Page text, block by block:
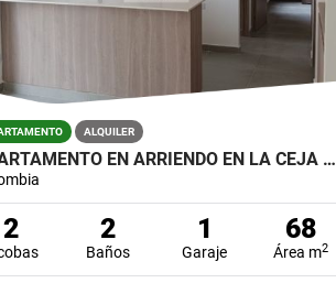
ALQUILER
APARTAMENTO EN ARRIENDO EN LA CEJA PARA ESTRENAR EN UNIDAD CERRADA.
2 2
Baños
1
Garaje
68
Área m2